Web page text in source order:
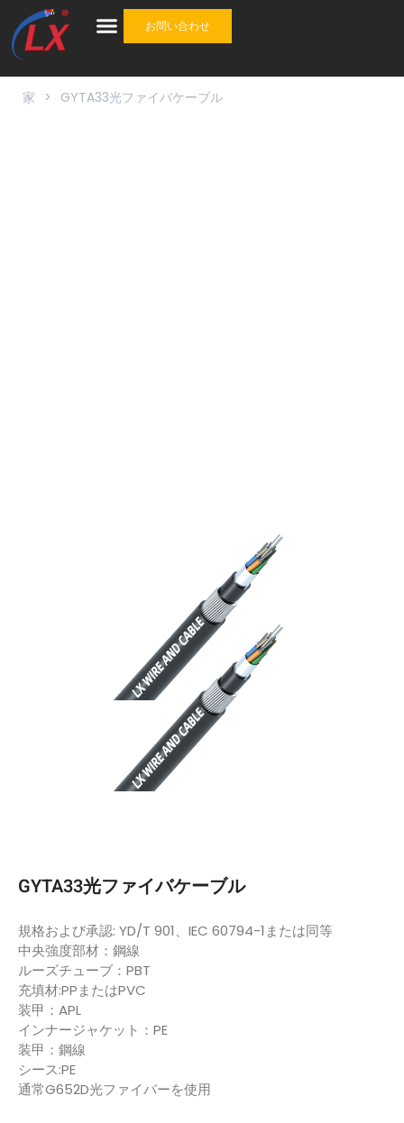
お問い合わせ
家 > GYTA33光ファイバケーブル
GYTA33光ファイバケーブル
規格および承認: YD/T 901、IEC 60794-1または同等
中央強度部材：鋼線
ルーズチューブ：PBT
充填材:PPまたはPVC
装甲：APL
インナージャケット：PE
装甲：鋼線
シース:PE
通常G652D光ファイバーを使用